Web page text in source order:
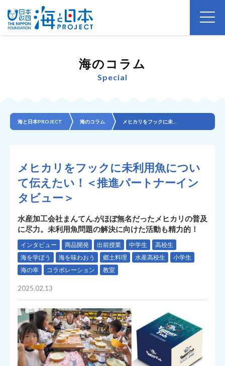
海のコラム
Special
海と日本PROJECT 海のコラム
メヒカリをフックに未利用魚につい
て伝えたい！＜推進パートナーイン
タビュー＞
水産加工会社まんてん.がほぼ無名だったメヒカリの普及
に尽力。未利用魚問題の解決に向けた活動も精力的！
インタビュー 商品開発 出前授業 中学生
高校生
海を学ぼう
海を味わおう 郷土料理 水産高校生
小学生
海の幸
コラボレーション 教室
2025.02.13